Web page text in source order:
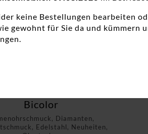
Diamanten,
Edelstahl, Neuheiten,
Bicolor
keine Bestellungen bearbeiten
gewohnt für Sie da und kümmern